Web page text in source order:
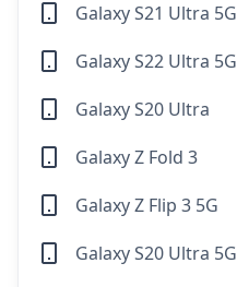
Galaxy S21 Ultra 5G
Galaxy S22 Ultra 5G
Galaxy S20 Ultra
Galaxy Z Fold 3
Galaxy Z Flip 3 5G
Galaxy S20 Ultra 5G